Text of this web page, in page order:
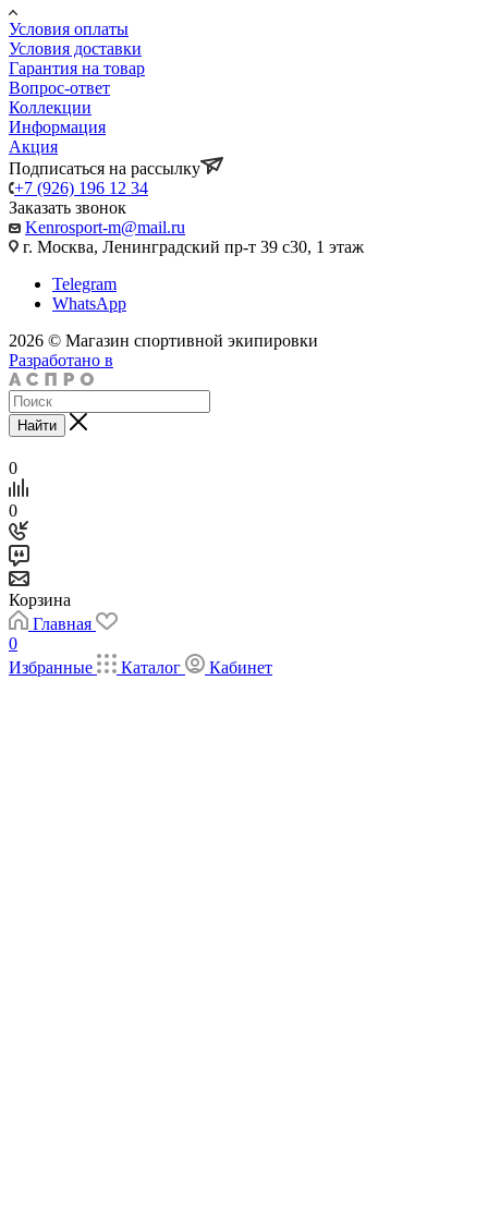
Условия оплаты
Условия доставки
Гарантия на товар
Вопрос-ответ
Коллекции
Информация
Акция
Подписаться на рассылку
+7 (926) 196 12 34
Заказать звонок
Kenrosport-m@mail.ru
г. Москва, Ленинградский пр-т 39 с30, 1 этаж
Telegram
WhatsApp
2026 © Магазин спортивной экипировки
Разработано в
Найти
0
0
Корзина
Главная
0
Избранные
Каталог Кабинет